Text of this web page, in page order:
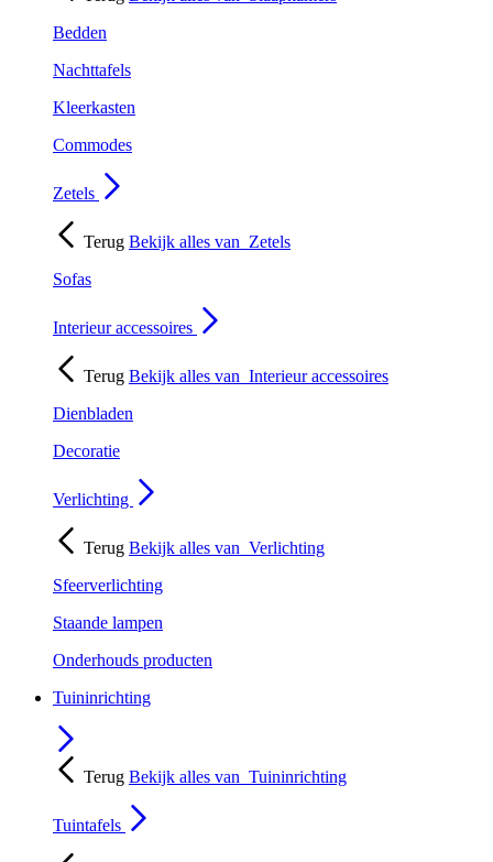
Bedden
Nachttafels
Kleerkasten
Commodes
Zetels
Terug Bekijk alles van Zetels
Sofas
Interieur accessoires
Terug Bekijk alles van Interieur accessoires
Dienbladen
Decoratie
Verlichting
Terug Bekijk alles van Verlichting
Sfeerverlichting
Staande lampen
Onderhouds producten
Tuininrichting
Terug Bekijk alles van Tuininrichting
Tuintafels